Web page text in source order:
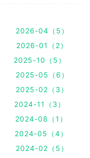
2026-04（5）
2026-01（2）
2025-10（5）
2025-05（6）
2025-02（3）
2024-11（3）
2024-08（1）
2024-05（4）
2024-02（5）